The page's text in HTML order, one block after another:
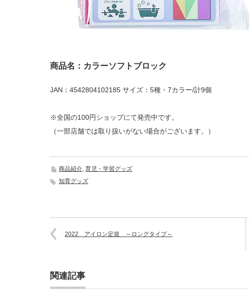
商品名：カラーソフトブロック
JAN：4542804102185 サイズ：5種・7カラー/計9個
※全国の100円ショップにて発売中です。
（一部店舗では取り扱いがない場合がございます。）
商品紹介, 育児・学習グッズ
知育グッズ
2022 アイロン定規 ～ロングタイプ～
関連記事